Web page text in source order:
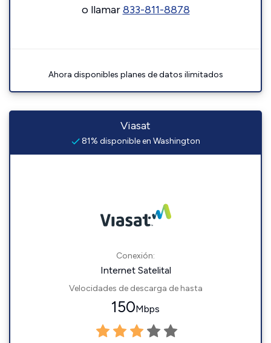
o llamar833-811-8878
Ahora disponibles planes de datos ilimitados
Viasat
81% disponible en Washington
Conexión:
Internet Satelital
Velocidades de descarga de hasta
150Mbps